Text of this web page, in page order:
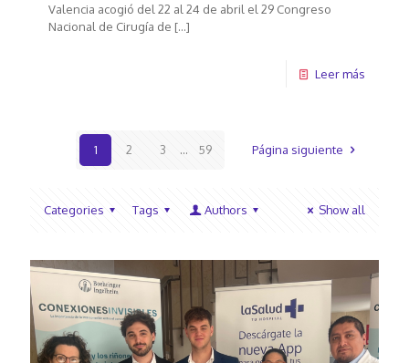
Valencia acogió del 22 al 24 de abril el 29 Congreso
Nacional de Cirugía de […]
Leer más
1 2 3 ... 59 Página siguiente
Categories Tags Authors Show all